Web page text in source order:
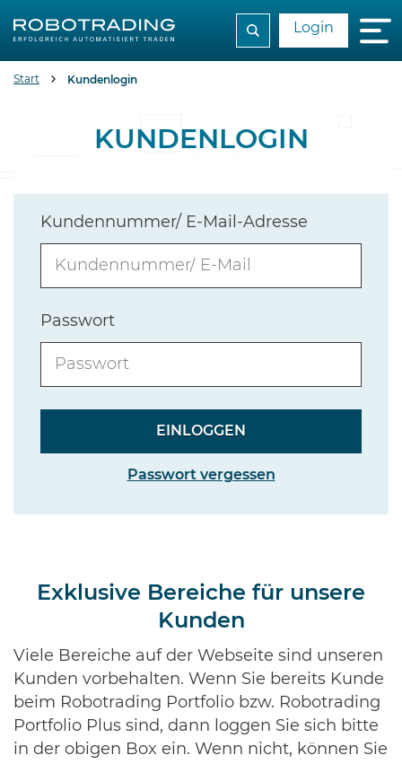
Login
Start Kundenlogin
KUNDENLOGIN
Kundennummer/ E-Mail-Adresse
Passwort
Passwort vergessen
Exklusive Bereiche für unsere
Kunden
Viele Bereiche auf der Webseite sind unseren
Kunden vorbehalten. Wenn Sie bereits Kunde
beim Robotrading Portfolio bzw. Robotrading
Portfolio Plus sind, dann loggen Sie sich bitte
in der obigen Box ein. Wenn nicht, können Sie